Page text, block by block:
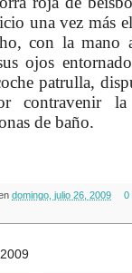
una vez más
con la mano
ojos
patrulla,
contravenir la
de baño.
domingo, julio 26, 2009
0